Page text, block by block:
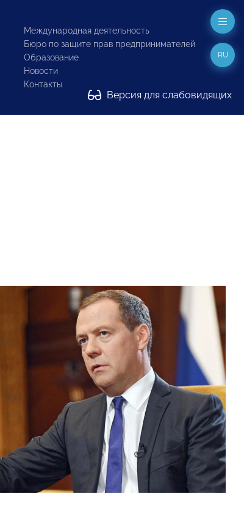
Международная деятельность
Бюро по защите прав предпринимателей
Образование
Новости
Контакты
Версия для слабовидящих
RU